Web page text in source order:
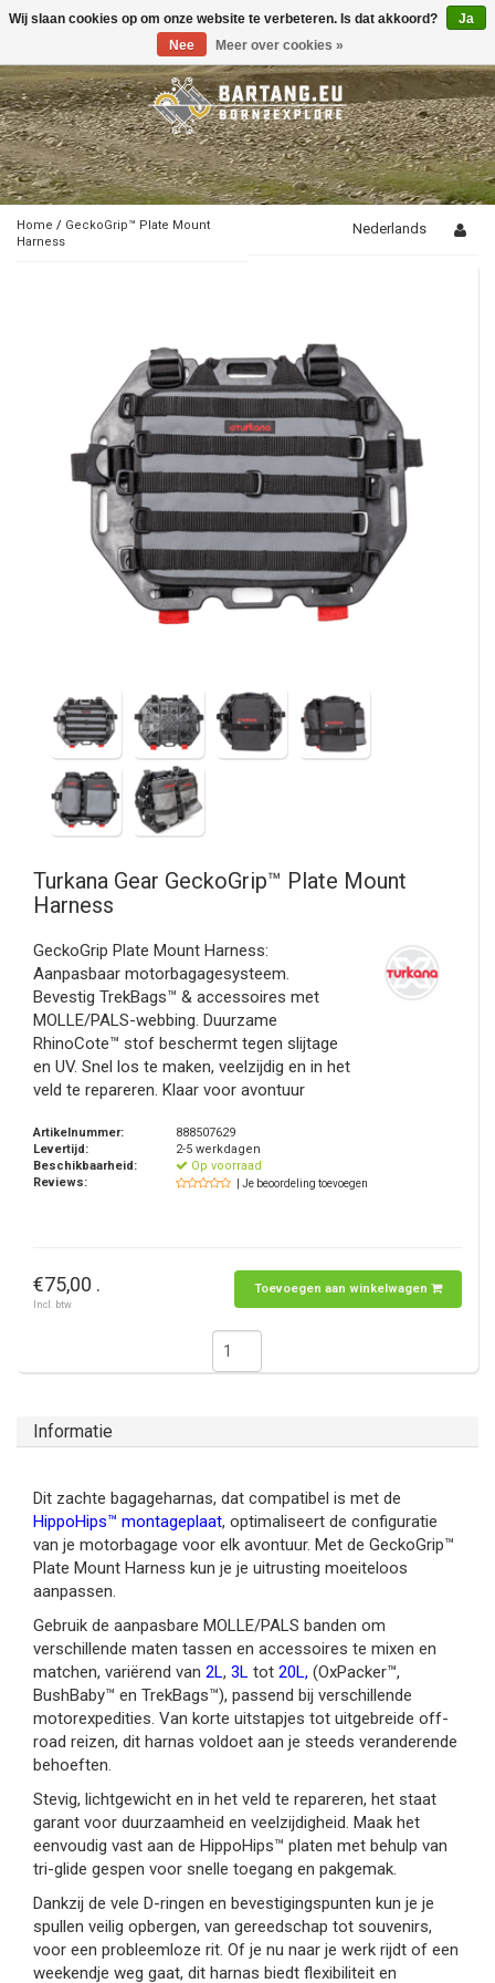
Toggle
Home / GeckoGrip™ Plate Mount
Harness
Nederlands
Turkana Gear GeckoGrip™ Plate Mount
Harness
GeckoGrip Plate Mount Harness:
Aanpasbaar motorbagagesysteem.
Bevestig TrekBags™ & accessoires met
MOLLE/PALS-webbing. Duurzame
RhinoCote™ stof beschermt tegen slijtage
en UV. Snel los te maken, veelzijdig en in het
veld te repareren. Klaar voor avontuur
Artikelnummer:
888507629
Levertijd:
2-5 werkdagen
Beschikbaarheid:
Op voorraad
Reviews:
| Je beoordeling toevoegen
€75,00 .
Incl. btw
Toevoegen aan winkelwagen
Informatie
Dit zachte bagageharnas, dat compatibel is met de
HippoHips™ montageplaat, optimaliseert de configuratie
van je motorbagage voor elk avontuur. Met de GeckoGrip™
Plate Mount Harness kun je je uitrusting moeiteloos
aanpassen.
Gebruik de aanpasbare MOLLE/PALS banden om
verschillende maten tassen en accessoires te mixen en
matchen, variërend van 2L, 3L tot 20L, (OxPacker™,
BushBaby™ en TrekBags™), passend bij verschillende
motorexpedities. Van korte uitstapjes tot uitgebreide off-
road reizen, dit harnas voldoet aan je steeds veranderende
behoeften.
Stevig, lichtgewicht en in het veld te repareren, het staat
garant voor duurzaamheid en veelzijdigheid. Maak het
eenvoudig vast aan de HippoHips™ platen met behulp van
tri-glide gespen voor snelle toegang en pakgemak.
Dankzij de vele D-ringen en bevestigingspunten kun je je
spullen veilig opbergen, van gereedschap tot souvenirs,
voor een probleemloze rit. Of je nu naar je werk rijdt of een
weekendje weg gaat, dit harnas biedt flexibiliteit en
Wij slaan cookies op om onze website te verbeteren. Is dat akkoord?
Ja
Nee
Meer over cookies »